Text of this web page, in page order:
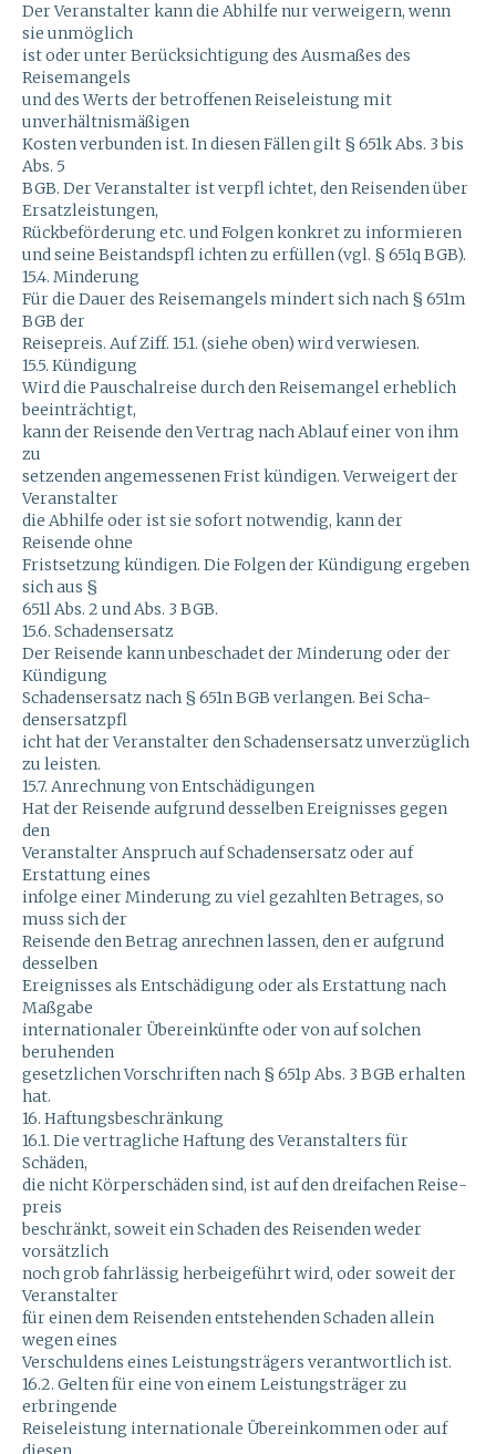
Der Veranstalter kann die Abhilfe nur verweigern, wenn
sie unmöglich
ist oder unter Berücksichtigung des Ausmaßes des
Reisemangels
und des Werts der betroffenen Reiseleistung mit
unverhältnismäßigen
Kosten verbunden ist. In diesen Fällen gilt § 651k Abs. 3 bis
Abs. 5
BGB. Der Veranstalter ist verpfl ichtet, den Reisenden über
Ersatzleistungen,
Rückbeförderung etc. und Folgen konkret zu informieren
und seine Beistandspfl ichten zu erfüllen (vgl. § 651q BGB).
15.4. Minderung
Für die Dauer des Reisemangels mindert sich nach § 651m
BGB der
Reisepreis. Auf Ziff. 15.1. (siehe oben) wird verwiesen.
15.5. Kündigung
Wird die Pauschalreise durch den Reisemangel erheblich
beeinträchtigt,
kann der Reisende den Vertrag nach Ablauf einer von ihm
zu
setzenden angemessenen Frist kündigen. Verweigert der
Veranstalter
die Abhilfe oder ist sie sofort notwendig, kann der
Reisende ohne
Fristsetzung kündigen. Die Folgen der Kündigung ergeben
sich aus §
651l Abs. 2 und Abs. 3 BGB.
15.6. Schadensersatz
Der Reisende kann unbeschadet der Minderung oder der
Kündigung
Schadensersatz nach § 651n BGB verlangen. Bei Scha-
densersatzpfl
icht hat der Veranstalter den Schadensersatz unverzüglich
zu leisten.
15.7. Anrechnung von Entschädigungen
Hat der Reisende aufgrund desselben Ereignisses gegen
den
Veranstalter Anspruch auf Schadensersatz oder auf
Erstattung eines
infolge einer Minderung zu viel gezahlten Betrages, so
muss sich der
Reisende den Betrag anrechnen lassen, den er aufgrund
desselben
Ereignisses als Entschädigung oder als Erstattung nach
Maßgabe
internationaler Übereinkünfte oder von auf solchen
beruhenden
gesetzlichen Vorschriften nach § 651p Abs. 3 BGB erhalten
hat.
16. Haftungsbeschränkung
16.1. Die vertragliche Haftung des Veranstalters für
Schäden,
die nicht Körperschäden sind, ist auf den dreifachen Reise-
preis
beschränkt, soweit ein Schaden des Reisenden weder
vorsätzlich
noch grob fahrlässig herbeigeführt wird, oder soweit der
Veranstalter
für einen dem Reisenden entstehenden Schaden allein
wegen eines
Verschuldens eines Leistungsträgers verantwortlich ist.
16.2. Gelten für eine von einem Leistungsträger zu
erbringende
Reiseleistung internationale Übereinkommen oder auf